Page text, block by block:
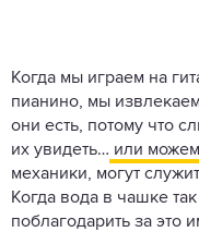
Когда мы играем на
пианино, мы
они есть, потому что
их увидеть… или можем
механики, могут
Когда вода в чашке
поблагодарить за это